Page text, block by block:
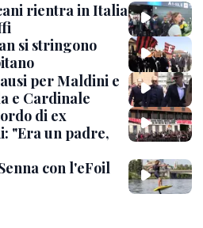
rientra in Italia
si stringono
per Maldini e
e Cardinale
di ex
"Era un padre,
con l'eFoil